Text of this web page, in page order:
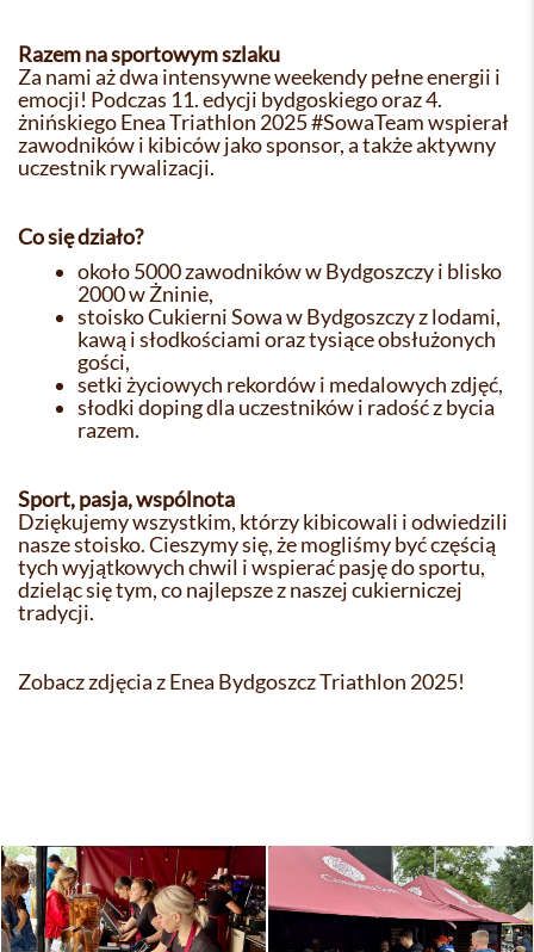
Razem na sportowym szlaku
Za nami aż dwa intensywne weekendy pełne energii i
emocji! Podczas 11. edycji bydgoskiego oraz 4.
żnińskiego Enea Triathlon 2025 #SowaTeam wspierał
zawodników i kibiców jako sponsor, a także aktywny
uczestnik rywalizacji.
Co się działo?
około 5000 zawodników w Bydgoszczy i blisko
2000 w Żninie,
stoisko Cukierni Sowa w Bydgoszczy z lodami,
kawą i słodkościami oraz tysiące obsłużonych
gości,
setki życiowych rekordów i medalowych zdjęć,
słodki doping dla uczestników i radość z bycia
razem.
Sport, pasja, wspólnota
Dziękujemy wszystkim, którzy kibicowali i odwiedzili
nasze stoisko. Cieszymy się, że mogliśmy być częścią
tych wyjątkowych chwil i wspierać pasję do sportu,
dzieląc się tym, co najlepsze z naszej cukierniczej
tradycji.
Zobacz zdjęcia z Enea Bydgoszcz Triathlon 2025!